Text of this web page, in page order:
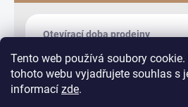
Tento web používá soubory
tohoto webu vyjadřujete souhlas s
informací zde.
Otevírací doba prodejny